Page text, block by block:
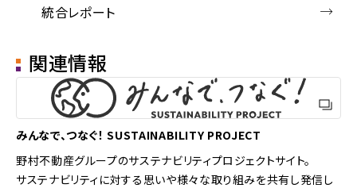
統合レポート
関連情報
みんなで、つなぐ！SUSTAINABILITY PROJECT
野村不動産グループのサステナビリティプロジェクトサイト。
サステナビリティに対する思いや様々な取り組みを共有し発信し